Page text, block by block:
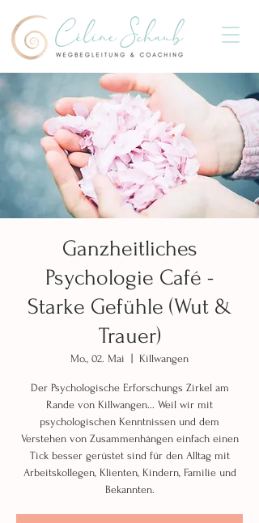
Ganzheitliches
Psychologie Café -
Starke Gefühle (Wut &
Trauer)
Mo., 02. Mai Killwangen
Der Psychologische Erforschungs Zirkel am
Rande von Killwangen... Weil wir mit
psychologischen Kenntnissen und dem
Verstehen von Zusammenhängen einfach einen
Tick besser gerüstet sind für den Alltag mit
Arbeitskollegen, Klienten, Kindern, Familie und
Bekannten.